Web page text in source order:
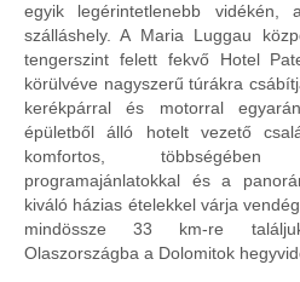
egyik legérintetlenebb vidékén,
szálláshely. A Maria Luggau
tengerszint felett fekvő Hotel
körülvéve nagyszerű túrákra
kerékpárral és motorral
épületből álló hotelt vezető
komfortos, többségében
programajánlatokkal és a
kiváló házias ételekkel várja
mindössze 33 km-re
Olaszországba a Dolomitok